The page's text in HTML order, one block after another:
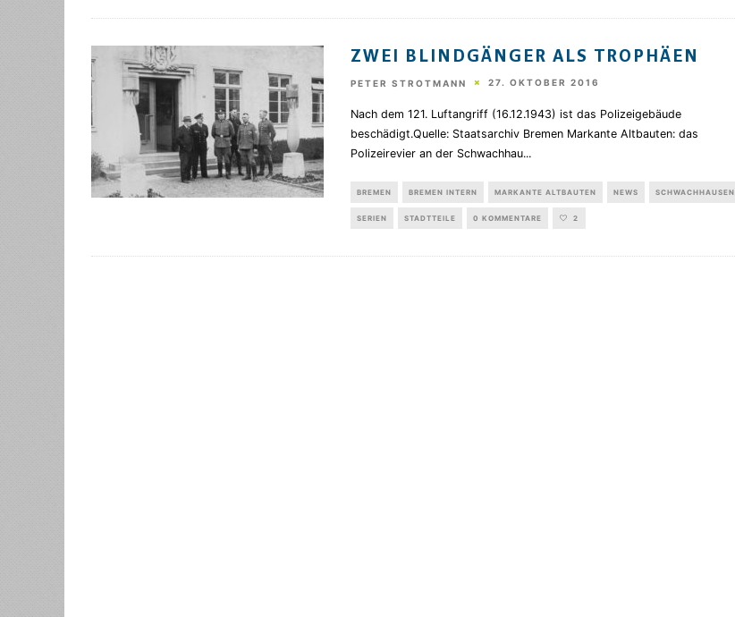
ZWEI BLINDGÄNGER ALS TROPHÄEN
PETER STROTMANN 27. OKTOBER 2016
Nach dem 121. Luftangriff (16.12.1943) ist das Polizeigebäude
beschädigt.Quelle: Staatsarchiv Bremen Markante Altbauten: das
Polizeirevier an der Schwachhau...
BREMEN BREMEN INTERN MARKANTE ALTBAUTEN NEWS SCHWACHHAUSEN
SERIEN STADTTEILE 0 KOMMENTARE 2